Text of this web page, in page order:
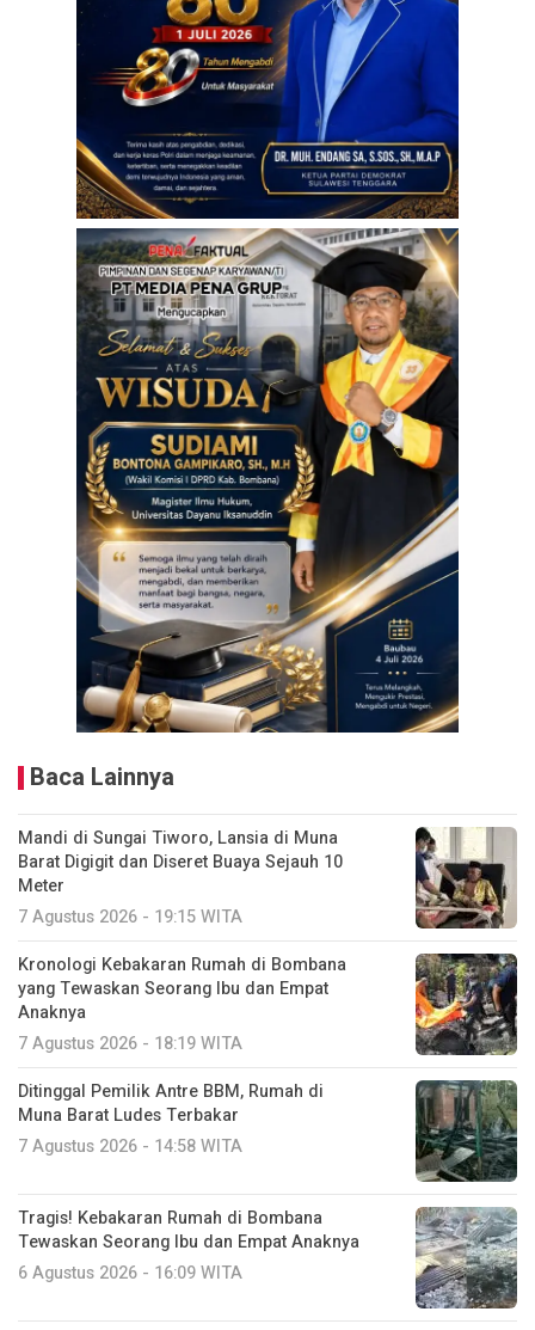
Baca Lainnya
Mandi di Sungai Tiworo, Lansia di Muna
Barat Digigit dan Diseret Buaya Sejauh 10
Meter
7 Agustus 2026 - 19:15 WITA
Kronologi Kebakaran Rumah di Bombana
yang Tewaskan Seorang Ibu dan Empat
Anaknya
7 Agustus 2026 - 18:19 WITA
Ditinggal Pemilik Antre BBM, Rumah di
Muna Barat Ludes Terbakar
7 Agustus 2026 - 14:58 WITA
Tragis! Kebakaran Rumah di Bombana
Tewaskan Seorang Ibu dan Empat Anaknya
6 Agustus 2026 - 16:09 WITA